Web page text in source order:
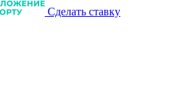
Сделать ставку